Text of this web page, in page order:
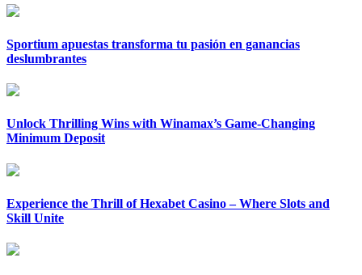
Sportium apuestas transforma tu pasión en ganancias
deslumbrantes
Unlock Thrilling Wins with Winamax’s Game-Changing
Minimum Deposit
Experience the Thrill of Hexabet Casino – Where Slots and
Skill Unite